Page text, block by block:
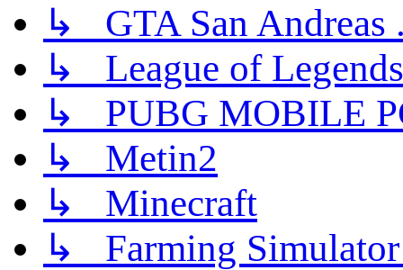
↳ GTA San Andreas
↳ League of Legends
↳ PUBG MOBILE
↳ Metin2
↳ Minecraft
↳ Farming